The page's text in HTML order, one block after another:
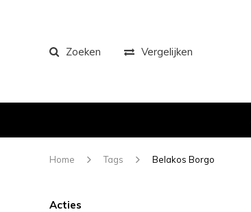
Zoeken Vergelijken
Home Tags Belakos Borgo
Acties